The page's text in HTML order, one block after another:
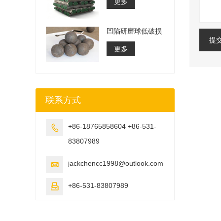
提
凹陷研磨球低破损
更多
联系方式

+86-18765858604 +86-531-
83807989
 jackchencc1998@outlook.com
 +86-531-83807989